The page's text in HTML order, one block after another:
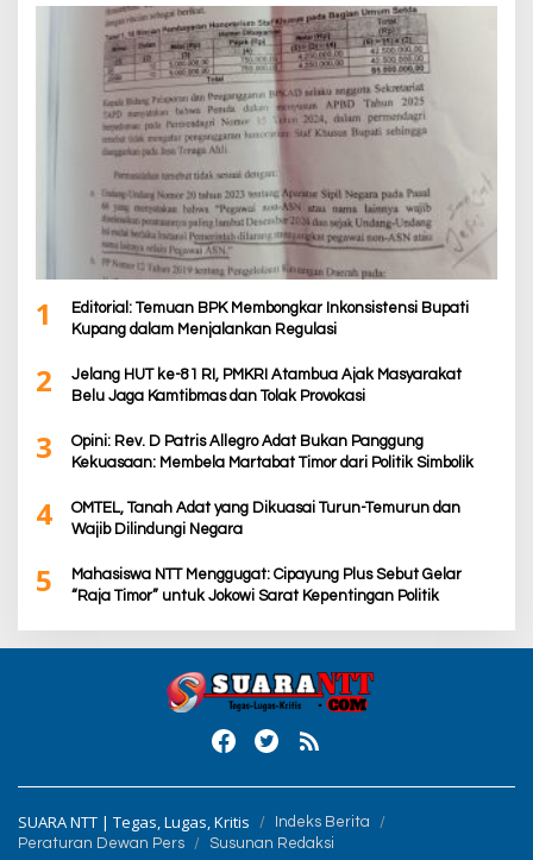
1
Editorial: Temuan BPK Membongkar Inkonsistensi Bupati
Kupang dalam Menjalankan Regulasi
2
Jelang HUT ke-81 RI, PMKRI Atambua Ajak Masyarakat
Belu Jaga Kamtibmas dan Tolak Provokasi
3
Opini: Rev. D Patris Allegro Adat Bukan Panggung
Kekuasaan: Membela Martabat Timor dari Politik Simbolik
4
OMTEL, Tanah Adat yang Dikuasai Turun-Temurun dan
Wajib Dilindungi Negara
5
Mahasiswa NTT Menggugat: Cipayung Plus Sebut Gelar
“Raja Timor” untuk Jokowi Sarat Kepentingan Politik
SUARA NTT | Tegas, Lugas, Kritis
Indeks Berita
Peraturan Dewan Pers
Susunan Redaksi